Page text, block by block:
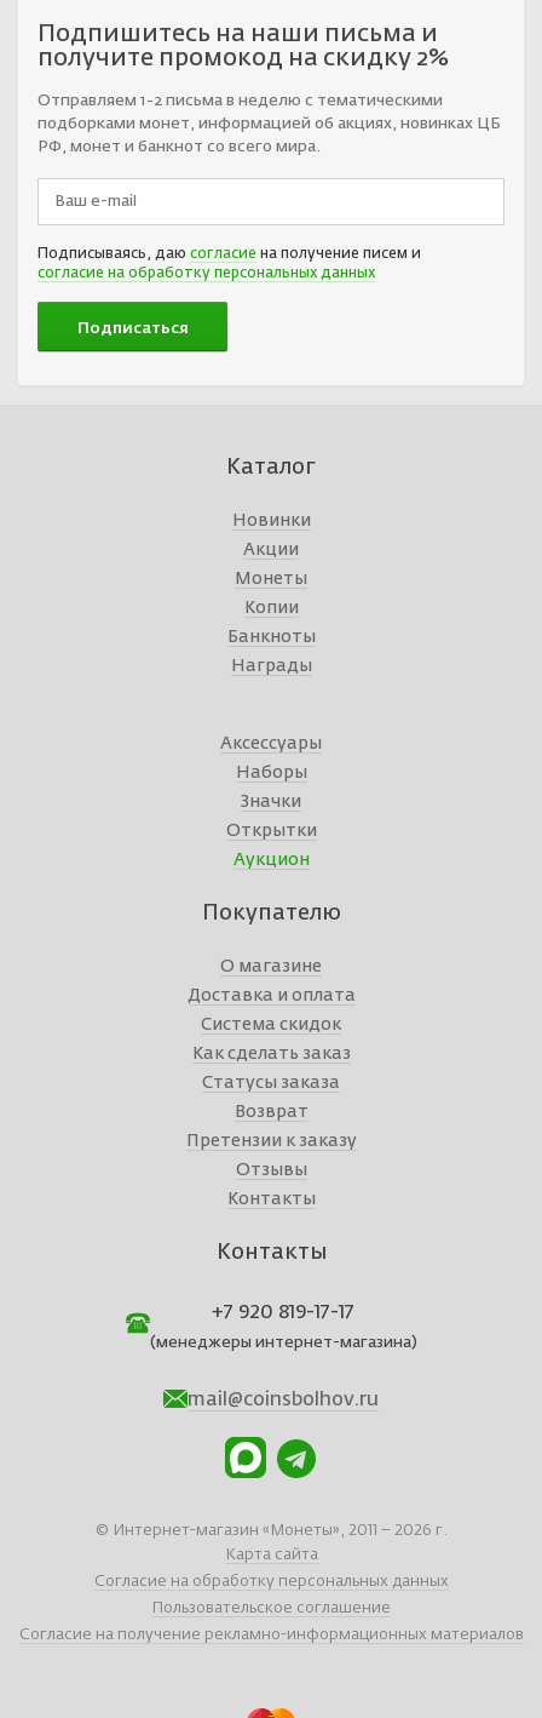
Подпишитесь на наши письма и
получите промокод на скидку 2%
Отправляем 1-2 письма в неделю с тематическими
подборками монет, информацией об акциях, новинках ЦБ
РФ, монет и банкнот со всего мира.
Подписываясь, даю согласие на получение писем и
согласие на обработку персональных данных
Каталог
Новинки
Акции
Монеты
Копии
Банкноты
Награды
Аксессуары
Наборы
Значки
Открытки
Аукцион
Покупателю
О магазине
Доставка и оплата
Система скидок
Как сделать заказ
Статусы заказа
Возврат
Претензии к заказу
Отзывы
Контакты
Контакты
+7 920 819-17-17
(менеджеры интернет-магазина)
mail@coinsbolhov.ru
© Интернет-магазин «Монеты», 2011 – 2026 г.
Карта сайта
Согласие на обработку персональных данных
Пользовательское соглашение
Согласие на получение рекламно-информационных материалов